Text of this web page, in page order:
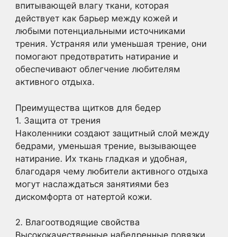
впитывающей влагу ткани, которая
действует как барьер между кожей и
любыми потенциальными источниками
трения. Устраняя или уменьшая трение, они
помогают предотвратить натирание и
обеспечивают облегчение любителям
активного отдыха.
Преимущества щитков для бедер
1. Защита от трения
Наколенники создают защитный слой между
бедрами, уменьшая трение, вызывающее
натирание. Их ткань гладкая и удобная,
благодаря чему любители активного отдыха
могут наслаждаться занятиями без
дискомфорта от натертой кожи.
2. Влагоотводящие свойства
Высококачественные набедренные повязки